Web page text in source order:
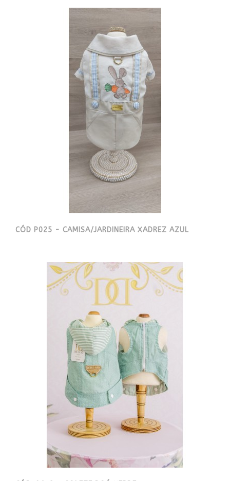
CÓD P025 - CAMISA/JARDINEIRA XADREZ AZUL